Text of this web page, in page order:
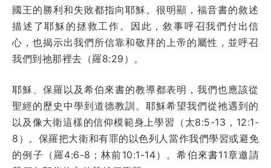
國王的勝利和失敗都指向耶穌。很明顯，福音書的敘述
描述了耶穌的拯救工作。因此，敘事呼召我們付出信
心，也揭示出我們所信靠和敬拜的上帝的屬性，並呼召
我們到祂那裡去（羅8:29）。
耶穌、保羅以及希伯來書的教導都表明，我們也應該從
聖經的歷史中學到道德教訓。耶穌希望我們從祂遇到的
以及像大衛這樣的信仰模範身上學習（太8:5-13，12:1-
8）。保羅把大衛和有罪的以色列人當作我們學習或避免
的例子（羅4:6-8；林前10:1-14）。希伯來書11章邀請